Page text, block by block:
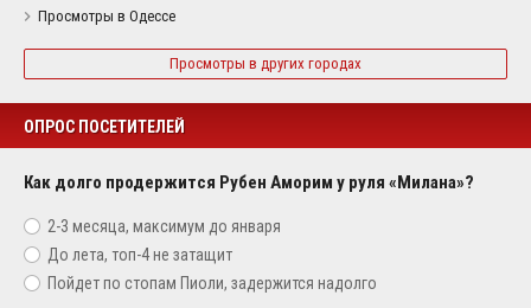
Просмотры в Одессе
Просмотры в других городах
ОПРОС ПОСЕТИТЕЛЕЙ
Как долго продержится Рубен Аморим у руля «Милана»?
2-3 месяца, максимум до января
До лета, топ-4 не затащит
Пойдет по стопам Пиоли, задержится надолго